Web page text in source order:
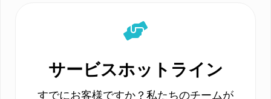
サービスホットライン
すでにお客様ですか？私たちのチームが